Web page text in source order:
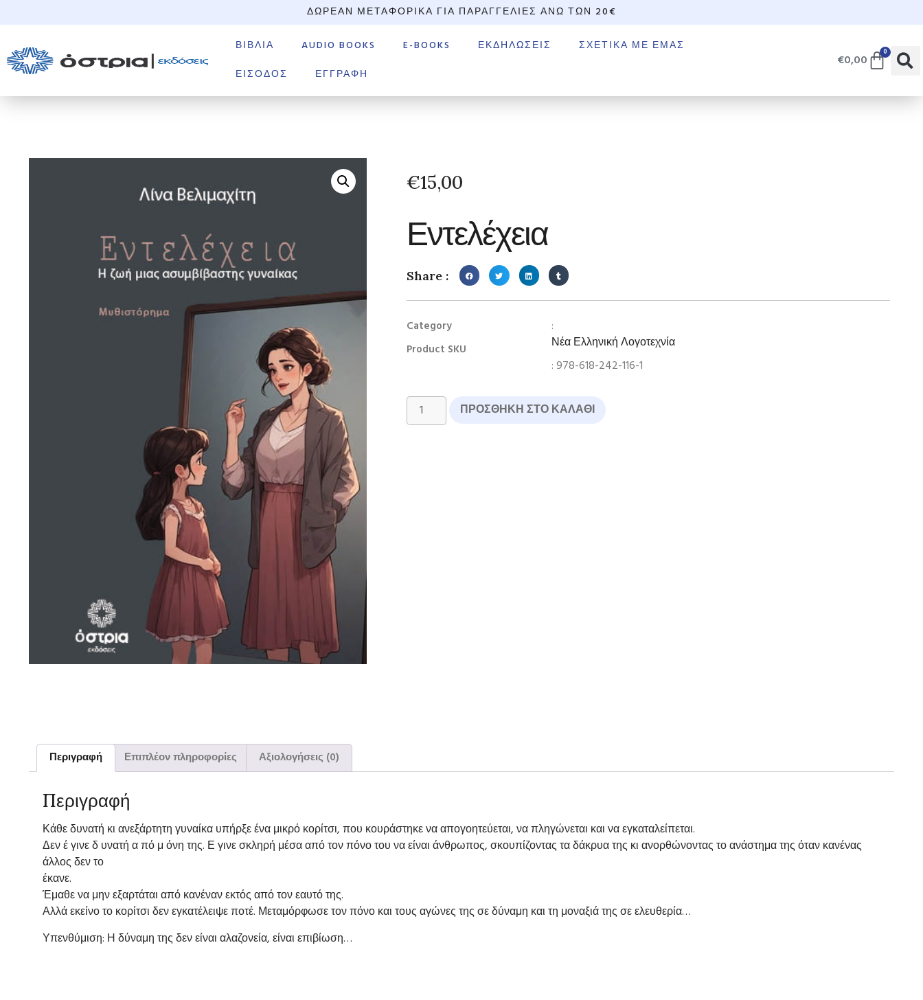
ΔΩΡΕΆΝ ΜΕΤΑΦΟΡΙΚΆ ΓΙΑ ΠΑΡΑΓΓΕΛΊΕΣ ΆΝΩ ΤΩΝ 20€
ΒΙΒΛΊΑ AUDIO BOOKS E-BOOKS ΕΚΔΗΛΏΣΕΙΣ
ΣΧΕΤΙΚΆ ΜΕ ΕΜΆΣ
ΕΊΣΟΔΟΣ
ΕΓΓΡΑΦΉ
€0,00 0
€15,00
Εντελέχεια
Share :
Category
Product SKU
:
Νέα Ελληνική Λογοτεχνία
: 978-618-242-116-1
ΠΡΟΣΘΉΚΗ ΣΤΟ ΚΑΛΆΘΙ
Περιγραφή Επιπλέον πληροφορίες Αξιολογήσεις (0)
Περιγραφή
Κάθε δυνατή κι ανεξάρτητη γυναίκα υπήρξε ένα μικρό κορίτσι, που κουράστηκε να απογοητεύεται, να πληγώνεται και να εγκαταλείπεται.
Δεν έ γινε δ υνατή α πό μ όνη της. Ε γινε σκληρή μέσα από τον πόνο του να είναι άνθρωπος, σκουπίζοντας τα δάκρυα της κι ανορθώνοντας το ανάστημα της όταν κανένας
άλλος δεν το
έκανε.
Έμαθε να μην εξαρτάται από κανέναν εκτός από τον εαυτό της.
Αλλά εκείνο το κορίτσι δεν εγκατέλειψε ποτέ. Μεταμόρφωσε τον πόνο και τους αγώνες της σε δύναμη και τη μοναξιά της σε ελευθερία…
Υπενθύμιση: Η δύναμη της δεν είναι αλαζονεία, είναι επιβίωση…